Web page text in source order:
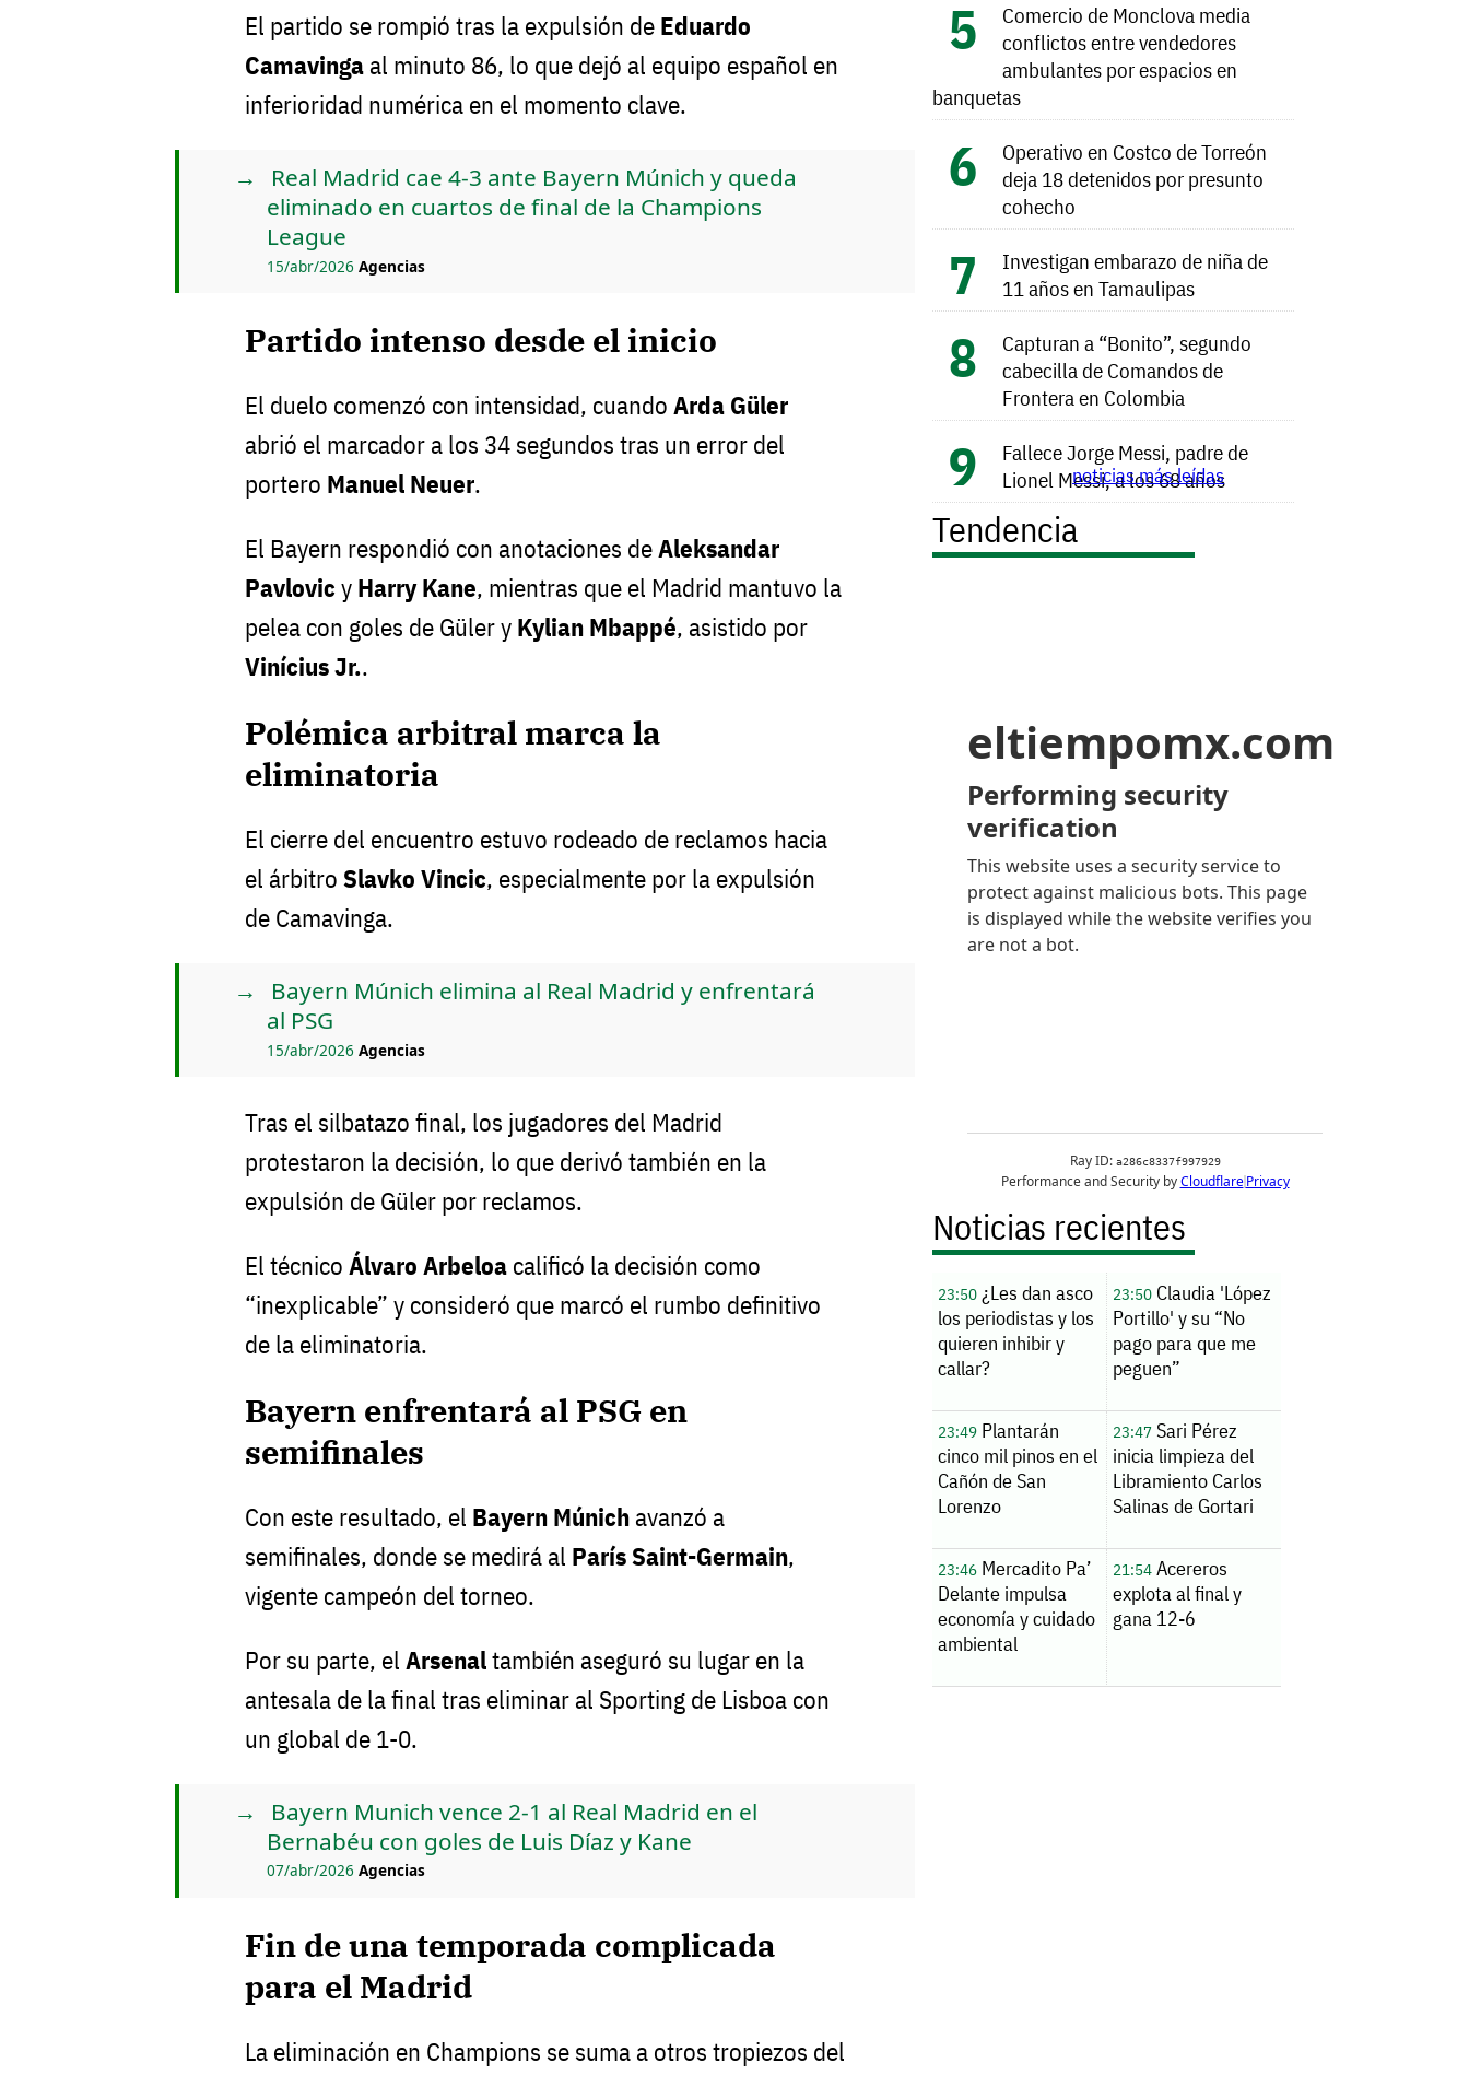
El partido se rompió tras la expulsión de Eduardo
Camavinga al minuto 86, lo que dejó al equipo español en
inferioridad numérica en el momento clave.
Real Madrid cae 4-3 ante Bayern Múnich y queda
eliminado en cuartos de final de la Champions
League
15/abr/2026 Agencias
Partido intenso desde el inicio
El duelo comenzó con intensidad, cuando Arda Güler
abrió el marcador a los 34 segundos tras un error del
portero Manuel Neuer.
El Bayern respondió con anotaciones deAleksandar
Pavlovicy Harry Kane, mientras que el Madrid mantuvo la
pelea con goles de Güler y Kylian Mbappé, asistido por
Vinícius Jr..
Polémica arbitral marca la
eliminatoria
El cierre del encuentro estuvo rodeado de reclamos hacia
el árbitro Slavko Vincic, especialmente por la expulsión
de Camavinga.
Bayern Múnich elimina al Real Madrid y enfrentará
al PSG
15/abr/2026 Agencias
Tras el silbatazo final, los jugadores del Madrid
protestaron la decisión, lo que derivó también en la
expulsión de Güler por reclamos.
El técnico Álvaro Arbeloa calificó la decisión como
“inexplicable” y consideró que marcó el rumbo definitivo
de la eliminatoria.
Bayern enfrentará al PSG en
semifinales
Con este resultado, el Bayern Múnich avanzó a
semifinales, donde se medirá al París Saint-Germain,
vigente campeón del torneo.
Por su parte, el Arsenaltambién aseguró su lugar en la
antesala de la final tras eliminar al Sporting de Lisboa con
un global de 1-0.
Bayern Munich vence 2-1 al Real Madrid en el
Bernabéu con goles de Luis Díaz y Kane
07/abr/2026 Agencias
Fin de una temporada complicada
para el Madrid
La eliminación en Champions se suma a otros tropiezos del
Comercio de Monclova media
conflictos entre vendedores
ambulantes por espacios en
banquetas
Operativo en Costco de Torreón
deja 18 detenidos por presunto
cohecho
Investigan embarazo de niña de
11 años en Tamaulipas
Capturan a “Bonito”, segundo
cabecilla de Comandos de
Frontera en Colombia
Fallece Jorge Messi, padre de
Lionel Messi, a los 68 años
noticias más leídas
Tendencia
Noticias recientes
23:50 ¿Les dan asco
los periodistas y los
quieren inhibir y
callar?
23:50Claudia 'López
Portillo' y su “No
pago para que me
peguen”
23:49 Plantarán
cinco mil pinos en el
Cañón de San
Lorenzo
23:47Sari Pérez
inicia limpieza del
Libramiento Carlos
Salinas de Gortari
23:46 Mercadito Pa’
Delante impulsa
economía y cuidado
ambiental
21:54Acereros
explota al final y
gana 12-6